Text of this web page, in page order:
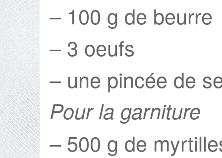
– 100 g de beurre
– 3 oeufs
– une pincée de
Pour la garniture
– 500 g de